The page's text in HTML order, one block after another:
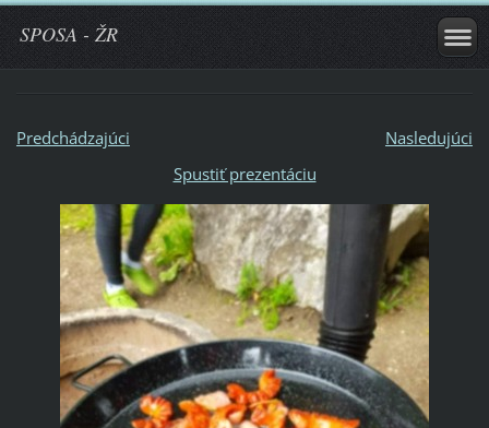
SPOSA - ŽR
Predchádzajúci
Nasledujúci
Spustiť prezentáciu